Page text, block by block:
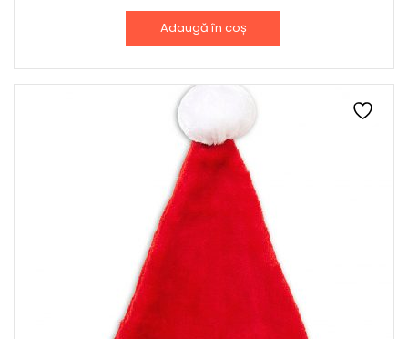
Adaugă în coș